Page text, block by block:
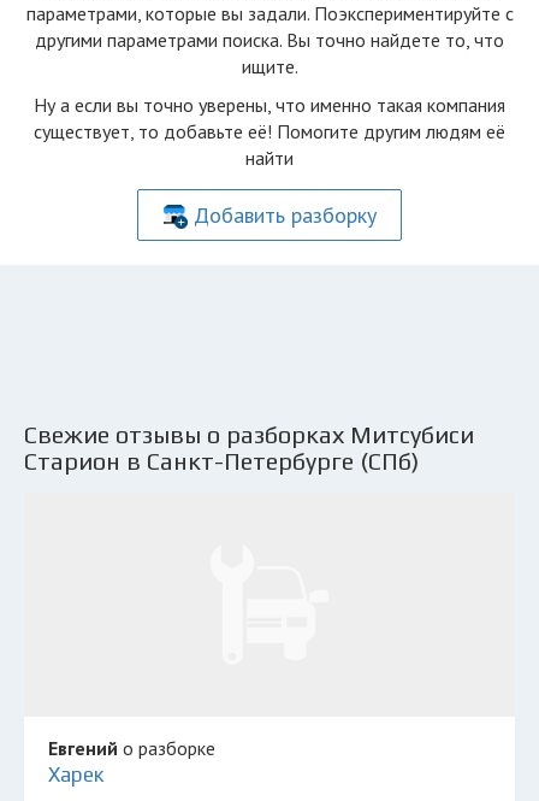
параметрами, которые вы задали. Поэкспериментируйте с
другими параметрами поиска. Вы точно найдете то, что
ищите.
Ну а если вы точно уверены, что именно такая компания
существует, то добавьте её! Помогите другим людям её
найти
Добавить разборку
Свежие отзывы о разборках Митсубиси
Старион в Санкт-Петербурге (СПб)
Евгений о разборке
Харек